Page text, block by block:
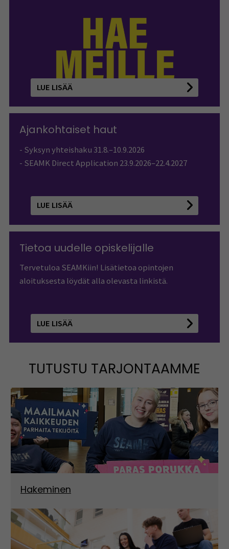
LUE LISÄÄ
Ajankohtaiset haut
- Syksyn yhteishaku 31.8.–10.9.2026
- SEAMK Direct Application 23.9.2026–22.4.2027
LUE LISÄÄ
Tietoa uudelle opiskelijalle
Tervetuloa SEAMKiin! Lisätietoa opintojen
aloituksesta löydät alla olevasta linkistä.
LUE LISÄÄ
TUTUSTU TARJONTAAMME
Hakeminen